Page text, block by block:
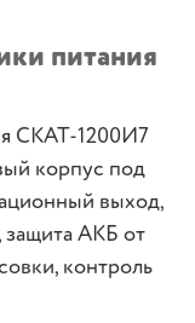
питания
СКАТ-1200И7
корпус под
выход,
защита АКБ от
контроль